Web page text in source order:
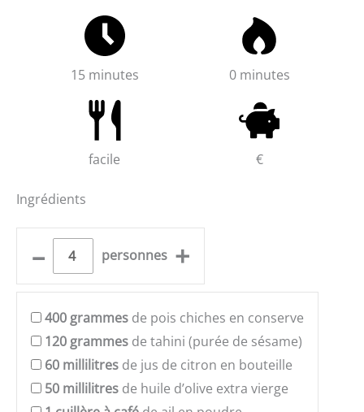
15 minutes 0 minutes
facile €
Ingrédients
– personnes +
400 grammes de pois chiches en conserve
120 grammes de tahini (purée de sésame)
60 millilitres de jus de citron en bouteille
50 millilitres de huile d’olive extra vierge